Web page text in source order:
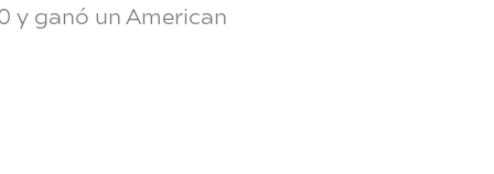
y ganó un American